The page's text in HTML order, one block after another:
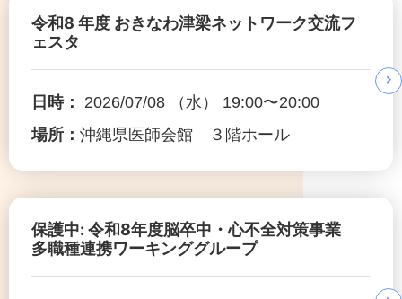
令和8 年度 おきなわ津梁ネットワーク交流フ
ェスタ
日時：
2026/07/08 （水） 19:00〜20:00
場所： 沖縄県医師会館 ３階ホール
保護中: 令和8年度脳卒中・心不全対策事業
多職種連携ワーキンググループ